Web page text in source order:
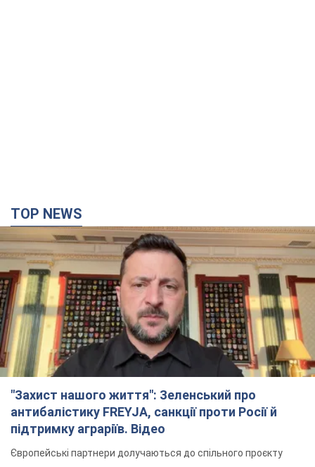
TOP NEWS
"Захист нашого життя": Зеленський про
антибалістику FREYJA, санкції проти Росії й
підтримку аграріїв. Відео
Європейські партнери долучаються до спільного проєкту